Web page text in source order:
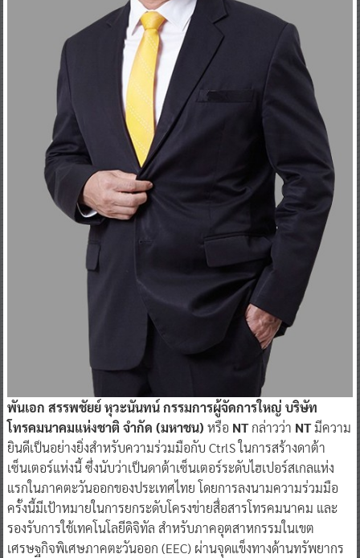
พันเอก สรรพชัยย์ หุวะนันทน์ กรรมการผู้จัดการใหญ่ บริษัท
โทรคมนาคมแห่งชาติ จำกัด (มหาชน) หรือ NTกล่าวว่า NTมีความ
ยินดีเป็นอย่างยิ่งสำหรับความร่วมมือกับ CtrlS ในการสร้างดาต้า
เซ็นเตอร์แห่งนี้ ซึ่งนับว่าเป็นดาต้าเซ็นเตอร์ระดับไฮเปอร์สเกลแห่ง
แรกในภาคตะวันออกของประเทศไทย โดยการลงนามความร่วมมือ
ครั้งนี้มีเป้าหมายในการยกระดับโครงข่ายสื่อสารโทรคมนาคม และ
รองรับการใช้เทคโนโลยีดิจิทัล สำหรับภาคอุตสาหกรรมในเขต
เศรษฐกิจพิเศษภาคตะวันออก (EEC) ผ่านจุดแข็งทางด้านทรัพยากร